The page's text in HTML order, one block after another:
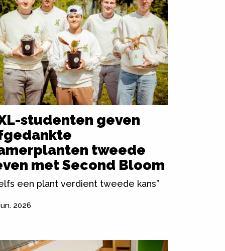
studenten geven
tweede
met Second Bloom
een plant verdient tweede kans”
2026